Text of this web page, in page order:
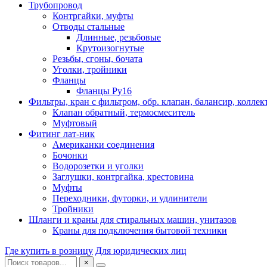
Трубопровод
Контргайки, муфты
Отводы стальные
Длинные, резьбовые
Крутоизогнутые
Резьбы, сгоны, бочата
Уголки, тройники
Фланцы
Фланцы Ру16
Фильтры, кран с фильтром, обр. клапан, балансир,
Клапан обратный, термосмеситель
Муфтовый
Фитинг лат-ник
Американки соединения
Бочонки
Водорозетки и уголки
Заглушки, контргайка, крестовина
Муфты
Переходники, футорки, и удлинители
Тройники
Шланги и краны для стиральных машин, унитазов
Краны для подключения бытовой техники
Где купить в розницу Для юридических лиц
×